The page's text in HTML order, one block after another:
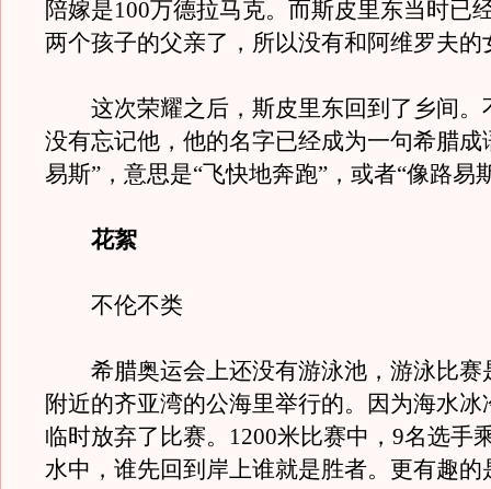
陪嫁是100万德拉马克。而斯皮里东当时已
两个孩子的父亲了，所以没有和阿维罗夫的
这次荣耀之后，斯皮里东回到了乡间。
没有忘记他，他的名字已经成为一句希腊成
易斯”，意思是“飞快地奔跑”，或者“像路易
花絮
不伦不类
希腊奥运会上还没有游泳池，游泳比赛
附近的齐亚湾的公海里举行的。因为海水冰
临时放弃了比赛。1200米比赛中，9名选手
水中，谁先回到岸上谁就是胜者。更有趣的